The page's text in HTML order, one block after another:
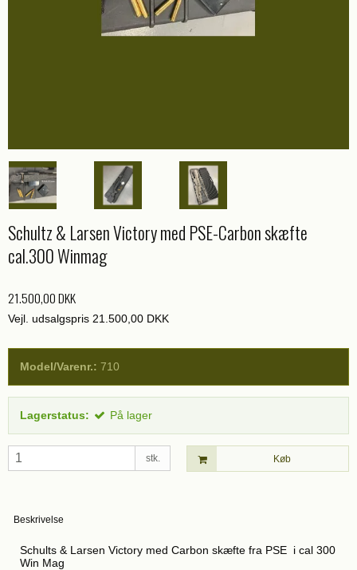
Schultz & Larsen Victory med PSE-Carbon skæfte
cal.300 Winmag
21.500,00 DKK
Vejl. udsalgspris 21.500,00 DKK
Model/Varenr.: 710
Lagerstatus: På lager
stk. Køb
Beskrivelse
Schults & Larsen Victory med Carbon skæfte fra PSE i cal 300
Win Mag